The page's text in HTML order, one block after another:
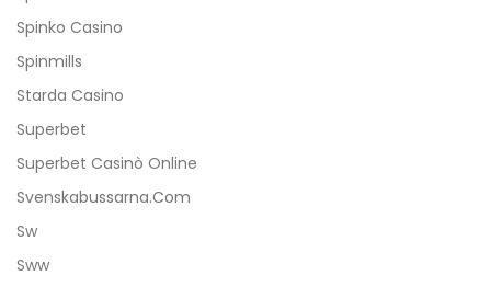
Spinko Casino
Spinmills
Starda Casino
Superbet
Superbet Casinò Online
Svenskabussarna.com
Sw
Sww